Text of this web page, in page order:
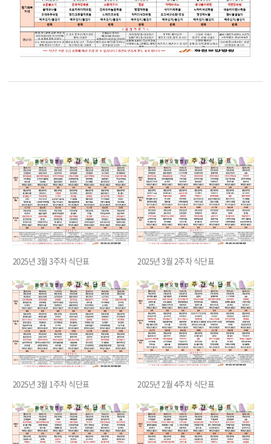
2025년 3월 3주차 식단표 2025년 3월 2주차 식단표
2025년 3월 1주차 식단표 2025년 2월 4주차 식단표